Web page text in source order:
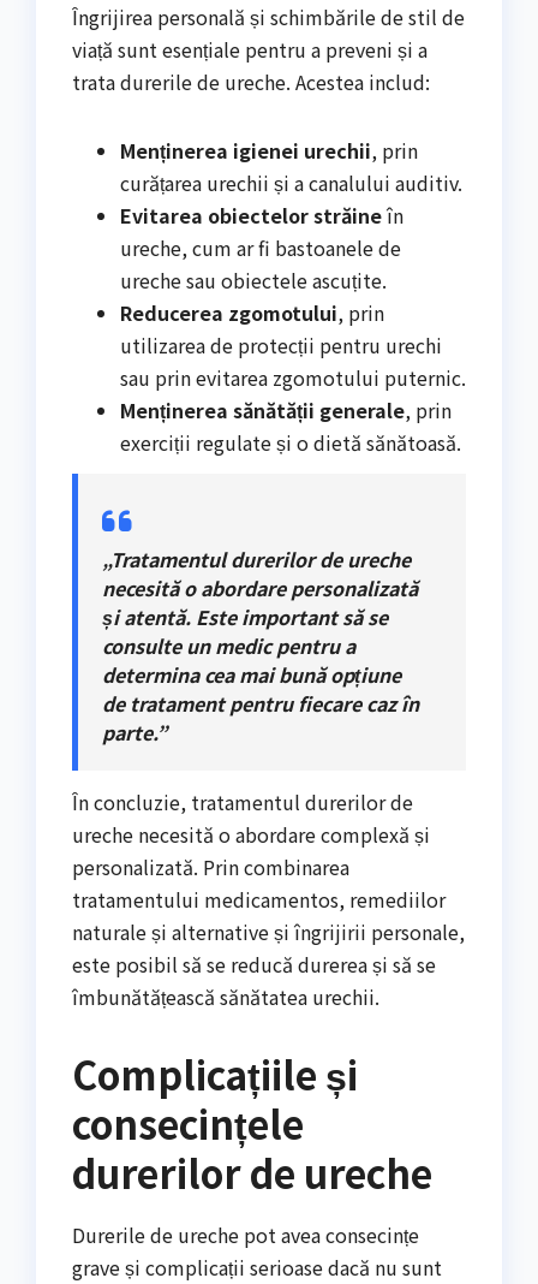
Îngrijirea personală și schimbările de stil de
viață sunt esențiale pentru a preveni și a
trata durerile de ureche. Acestea includ:
Menținerea igienei urechii, prin
curățarea urechii și a canalului auditiv.
Evitarea obiectelor străineîn
ureche, cum ar fi bastoanele de
ureche sau obiectele ascuțite.
Reducerea zgomotului, prin
utilizarea de protecții pentru urechi
sau prin evitarea zgomotului puternic.
Menținerea sănătății generale, prin
exerciții regulate și o dietă sănătoasă.
„Tratamentul durerilor de ureche
necesită o abordare personalizată
și atentă. Este important să se
consulte un medic pentru a
determina cea mai bună opțiune
de tratament pentru fiecare caz în
parte.”
În concluzie, tratamentul durerilor de
ureche necesită o abordare complexă și
personalizată. Prin combinarea
tratamentului medicamentos, remediilor
naturale și alternative și îngrijirii personale,
este posibil să se reducă durerea și să se
îmbunătățească sănătatea urechii.
Complicațiile și
consecințele
durerilor de ureche
Durerile de ureche pot avea consecințe
grave și complicații serioase dacă nu sunt